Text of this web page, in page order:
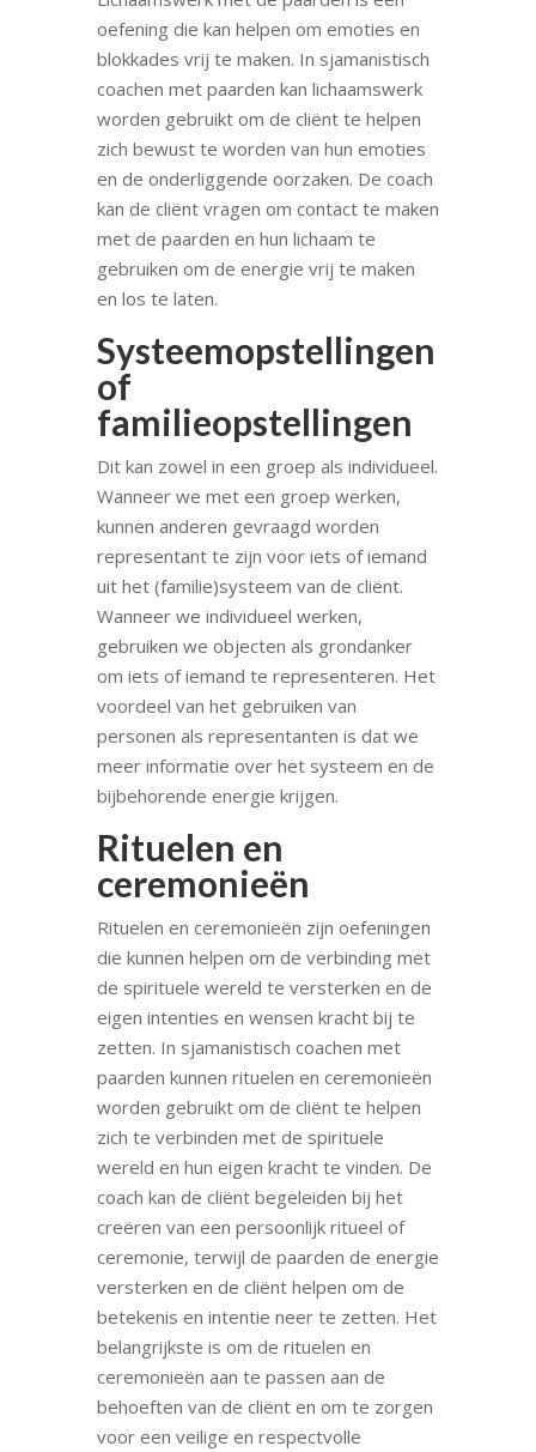
oefening die kan helpen om emoties en
blokkades vrij te maken. In sjamanistisch
coachen met paarden kan lichaamswerk
worden gebruikt om de cliënt te helpen
zich bewust te worden van hun emoties
en de onderliggende oorzaken. De coach
kan de cliënt vragen om contact te maken
met de paarden en hun lichaam te
gebruiken om de energie vrij te maken
en los te laten.
Systeemopstellingen
of
familieopstellingen
Dit kan zowel in een groep als individueel.
Wanneer we met een groep werken,
kunnen anderen gevraagd worden
representant te zijn voor iets of iemand
uit het (familie)systeem van de cliënt.
Wanneer we individueel werken,
gebruiken we objecten als grondanker
om iets of iemand te representeren. Het
voordeel van het gebruiken van
personen als representanten is dat we
meer informatie over het systeem en de
bijbehorende energie krijgen.
Rituelen en
ceremonieën
Rituelen en ceremonieën zijn oefeningen
die kunnen helpen om de verbinding met
de spirituele wereld te versterken en de
eigen intenties en wensen kracht bij te
zetten. In sjamanistisch coachen met
paarden kunnen rituelen en ceremonieën
worden gebruikt om de cliënt te helpen
zich te verbinden met de spirituele
wereld en hun eigen kracht te vinden. De
coach kan de cliënt begeleiden bij het
creëren van een persoonlijk ritueel of
ceremonie, terwijl de paarden de energie
versterken en de cliënt helpen om de
betekenis en intentie neer te zetten. Het
belangrijkste is om de rituelen en
ceremonieën aan te passen aan de
behoeften van de cliënt en om te zorgen
voor een veilige en respectvolle